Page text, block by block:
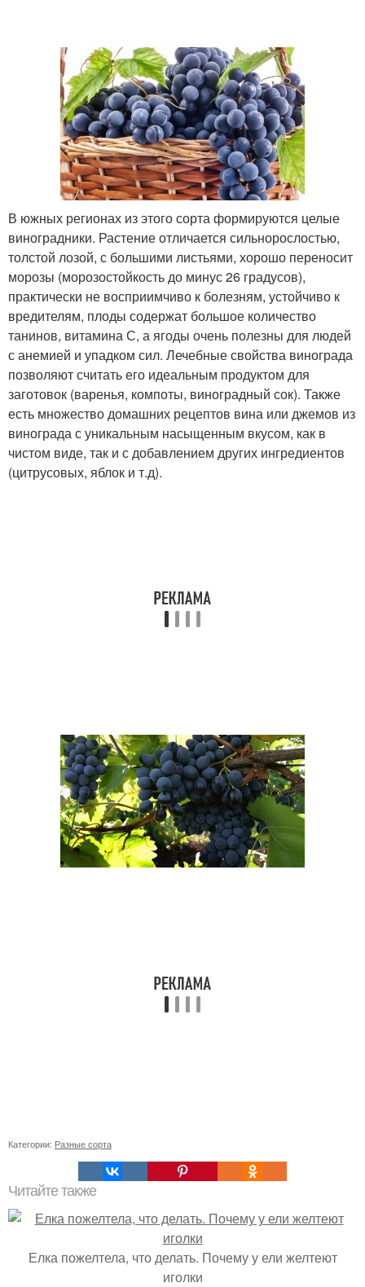
В южных регионах из этого сорта формируются целые
виноградники. Растение отличается сильнорослостью,
толстой лозой, с большими листьями, хорошо переносит
морозы (морозостойкость до минус 26 градусов),
практически не восприимчиво к болезням, устойчиво к
вредителям, плоды содержат большое количество
танинов, витамина С, а ягоды очень полезны для людей
с анемией и упадком сил. Лечебные свойства винограда
позволяют считать его идеальным продуктом для
заготовок (варенья, компоты, виноградный сок). Также
есть множество домашних рецептов вина или джемов из
винограда с уникальным насыщенным вкусом, как в
чистом виде, так и с добавлением других ингредиентов
(цитрусовых, яблок и т.д).
Категории: Разные сорта
Читайте также
Елка пожелтела, что делать. Почему у ели желтеют
иголки